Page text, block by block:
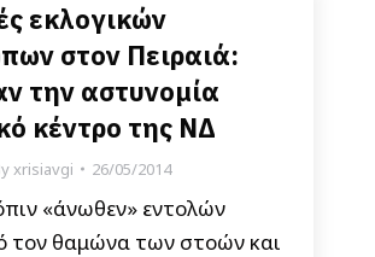
εκλογικών
στον Πειραιά:
την αστυνομία
κέντρο της ΝΔ
xrisiavgi 26/05/2014
«άνωθεν» εντολών
τον θαμώνα των στοών και